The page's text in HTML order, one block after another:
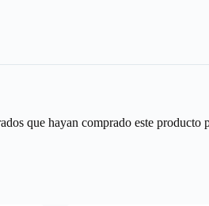
que hayan comprado este producto